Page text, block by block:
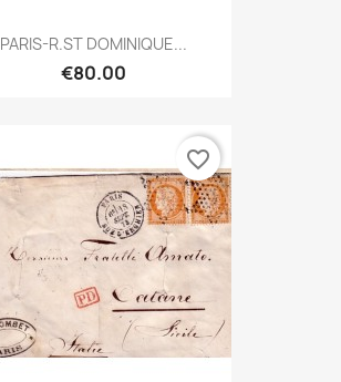
PARIS-R.ST DOMINIQUE...
€80.00
favorite_border